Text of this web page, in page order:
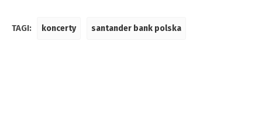
TAGI: koncerty santander bank polska